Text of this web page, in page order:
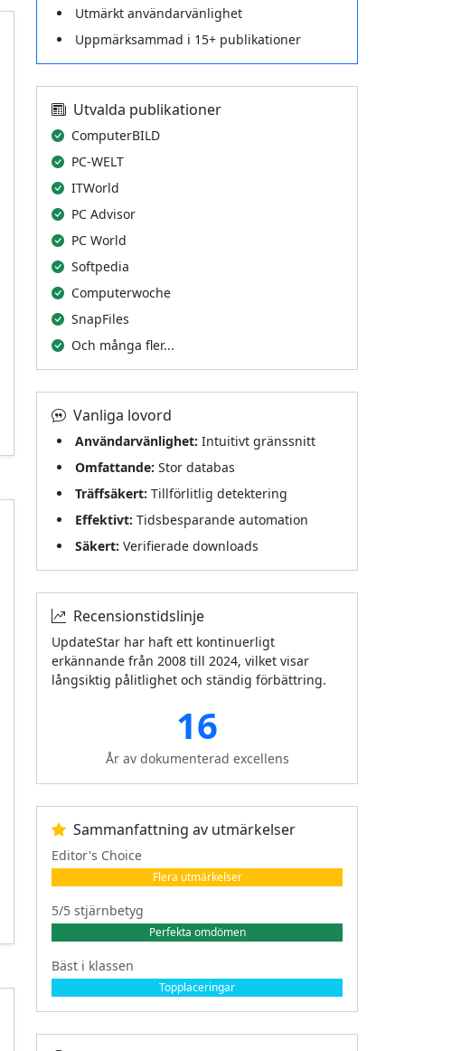
Utmärkt användarvänlighet
Uppmärksammad i 15+ publikationer
Utvalda publikationer
ComputerBILD
PC-WELT
ITWorld
PC Advisor
PC World
Softpedia
Computerwoche
SnapFiles
Och många fler...
Vanliga lovord
Användarvänlighet: Intuitivt gränssnitt
Omfattande: Stor databas
Träffsäkert: Tillförlitlig detektering
Effektivt: Tidsbesparande automation
Säkert: Verifierade downloads
Recensionstidslinje
UpdateStar har haft ett kontinuerligt
erkännande från 2008 till 2024, vilket visar
långsiktig pålitlighet och ständig förbättring.
16
År av dokumenterad excellens
Sammanfattning av utmärkelser
Editor's Choice
Flera utmärkelser
5/5 stjärnbetyg
Perfekta omdömen
Bäst i klassen
Topplaceringar